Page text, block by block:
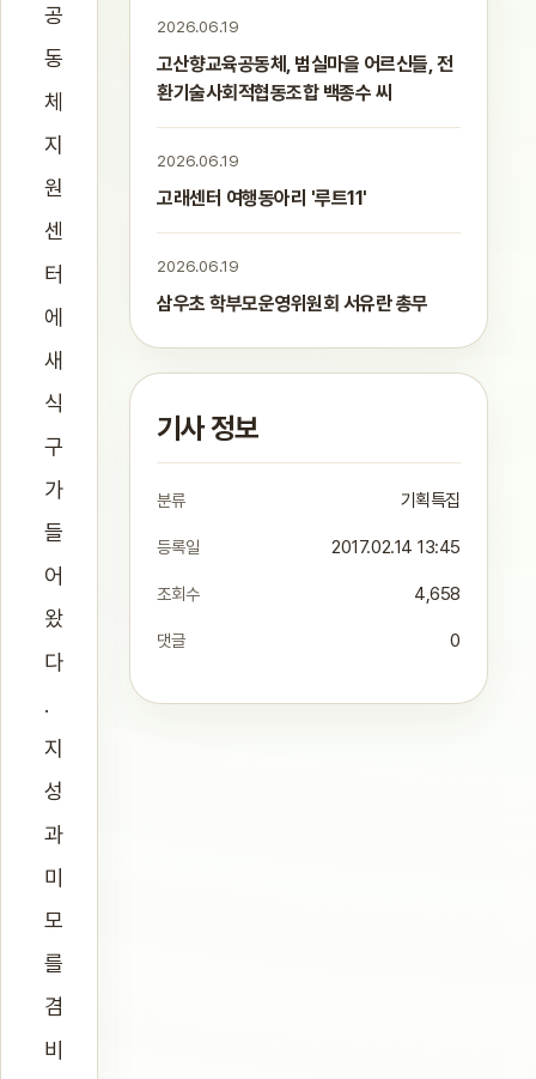
공
동
체
지
원
센
터
에
새
식
구
가
들
어
왔
다
.
지
성
과
미
모
를
겸
비
2026.06.19
고산향교육공동체, 범실마을 어르신들, 전
환기술사회적협동조합 백종수 씨
2026.06.19
고래센터 여행동아리 '루트11'
2026.06.19
삼우초 학부모운영위원회 서유란 총무
기사 정보
분류 기획특집
등록일 2017.02.14 13:45
조회수 4,658
댓글 0